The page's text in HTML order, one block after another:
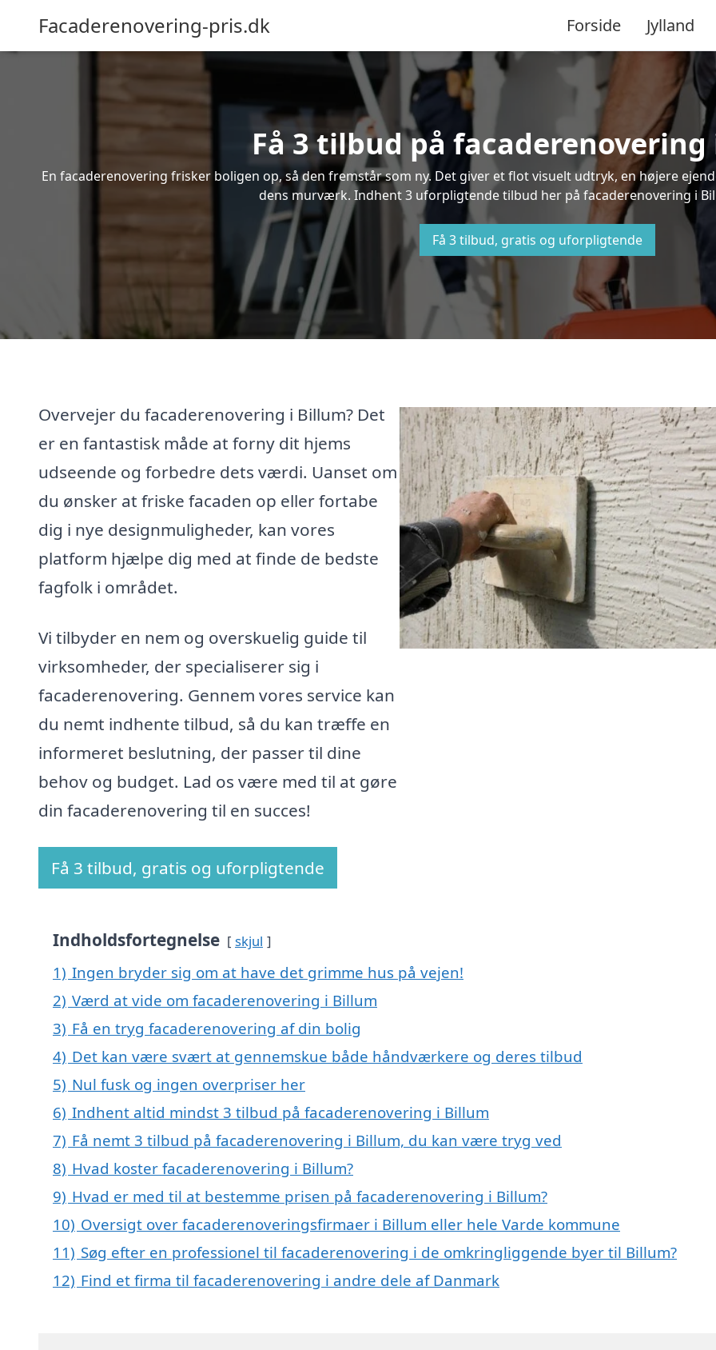
Facaderenovering-pris.dk Forside Jylland
Få 3 tilbud på
En facaderenovering frisker boligen op, så den fremstår som ny. Det giver et flot visuelt udtryk, en højere
dens murværk. Indhent 3 uforpligtende tilbud her på facaderenovering i
Få 3 tilbud, gratis og uforpligtende
Overvejer du facaderenovering i Billum? Det
er en fantastisk måde at forny dit hjems
udseende og forbedre dets værdi. Uanset om
du ønsker at friske facaden op eller fortabe
dig i nye designmuligheder, kan vores
platform hjælpe dig med at finde de bedste
fagfolk i området.
Vi tilbyder en nem og overskuelig guide til
virksomheder, der specialiserer sig i
facaderenovering. Gennem vores service kan
du nemt indhente tilbud, så du kan træffe en
informeret beslutning, der passer til dine
behov og budget. Lad os være med til at gøre
din facaderenovering til en succes!
Få 3 tilbud, gratis og uforpligtende
Indholdsfortegnelse skjul
1) Ingen bryder sig om at have det grimme hus på vejen!
2) Værd at vide om facaderenovering i Billum
3) Få en tryg facaderenovering af din bolig
4) Det kan være svært at gennemskue både håndværkere og deres tilbud
5) Nul fusk og ingen overpriser her
6) Indhent altid mindst 3 tilbud på facaderenovering i Billum
7) Få nemt 3 tilbud på facaderenovering i Billum, du kan være tryg ved
8) Hvad koster facaderenovering i Billum?
9) Hvad er med til at bestemme prisen på facaderenovering i Billum?
10) Oversigt over facaderenoveringsfirmaer i Billum eller hele Varde kommune
11) Søg efter en professionel til facaderenovering i de omkringliggende byer til Billum?
12) Find et firma til facaderenovering i andre dele af Danmark